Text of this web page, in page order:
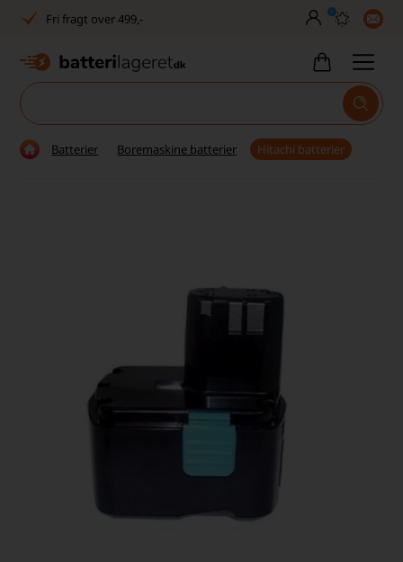
Fri fragt over 499,-
Dansk lager
1040+ glade kunder på Trustpilot
0
Batterier Boremaskine batterier Hitachi batterier